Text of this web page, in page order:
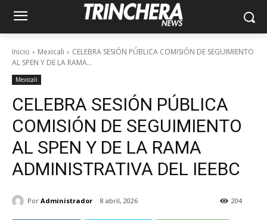
Inicio Mexicali
CELEBRA SESIÓN PÚBLICA COMISIÓN DE SEGUIMIENTO
AL SPEN Y DE LA RAMA...
Mexicali
CELEBRA SESIÓN PÚBLICA
COMISIÓN DE SEGUIMIENTO
AL SPEN Y DE LA RAMA
ADMINISTRATIVA DEL IEEBC
Por Administrador 8 abril, 2026 204